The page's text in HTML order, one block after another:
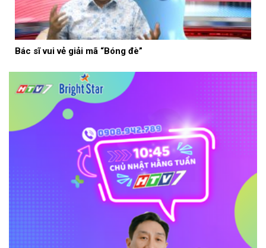
Bác sĩ vui vẻ giải mã “Bóng đè”